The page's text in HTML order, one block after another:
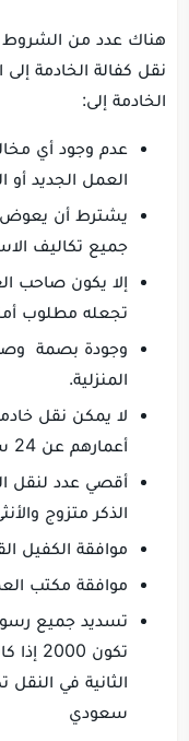
هناك عدد من الشروط
نقل كفالة الخادمة
الخادمة إلى:
عدم وجود أي
العمل الجديد أو
يشترط أن يعوض
جميع تكاليف
إلا يكون صاحب
تجعله مطلوب
وجودة بصمة
المنزلية.
لا يمكن نقل
أعمارهم عن 24 ساعة.
الذكر متزوج
موافقة الكفيل
موافقة مكتب
تسديد جميع
تكون
سعودي